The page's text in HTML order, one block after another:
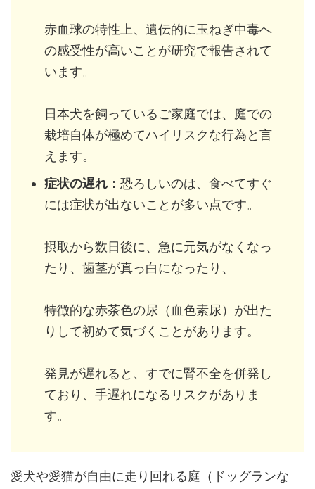
赤血球の特性上、遺伝的に玉ねぎ中毒へ
の感受性が高いことが研究で報告されて
います。
日本犬を飼っているご家庭では、庭での
栽培自体が極めてハイリスクな行為と言
えます。
症状の遅れ： 恐ろしいのは、食べてすぐ
には症状が出ないことが多い点です。
摂取から数日後に、急に元気がなくなっ
たり、歯茎が真っ白になったり、
特徴的な赤茶色の尿（血色素尿）が出た
りして初めて気づくことがあります。
発見が遅れると、すでに腎不全を併発し
ており、手遅れになるリスクがありま
す。
愛犬や愛猫が自由に走り回れる庭（ドッグランな